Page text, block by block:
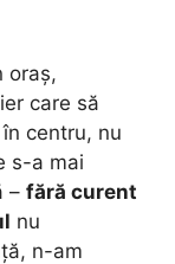
oraș,
care să
centru, nu
s-a mai
– fără curent
nu
n-am